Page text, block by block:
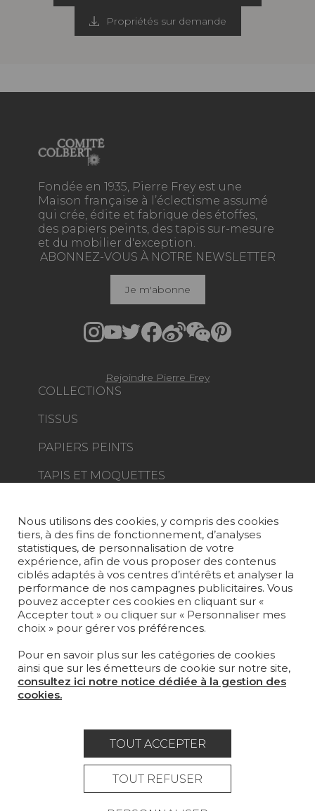
Propriétés sur demande
Fondée en 1935, Pierre Frey est une
Maison française à l’éclectisme assumé
qui crée, édite et fabrique des étoffes,
des papiers peints, des tapis sur-mesure
et du mobilier d'exception.
COLLECTIONS
TISSUS
PAPIERS PEINTS
TAPIS ET MOQUETTES
PROJETS
SUR-MESURE
MAGAZINE
LA MAISON
OÙ NOUS TROUVER ?
ABONNEZ-VOUS À NOTRE NEWSLETTER
Je m'abonne
Rejoindre Pierre Frey
Mentions légales
Politique générale de protection des
données
Nous utilisons des cookies, y compris des cookies
tiers, à des fins de fonctionnement, d’analyses
statistiques, de personnalisation de votre
expérience, afin de vous proposer des contenus
ciblés adaptés à vos centres d’intérêts et analyser la
performance de nos campagnes publicitaires. Vous
pouvez accepter ces cookies en cliquant sur «
Accepter tout » ou cliquer sur « Personnaliser mes
choix » pour gérer vos préférences.
Pour en savoir plus sur les catégories de cookies
ainsi que sur les émetteurs de cookie sur notre site,
consultez ici notre notice dédiée à la gestion des
cookies.
TOUT ACCEPTER
TOUT REFUSER